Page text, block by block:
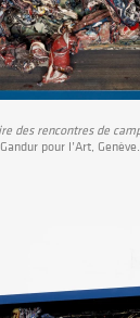
des rencontres de
pour l’Art,